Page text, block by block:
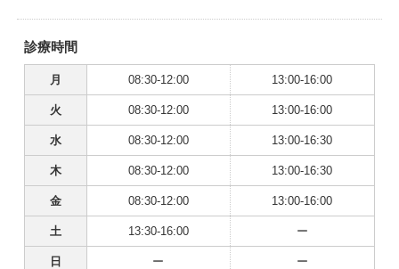
診療時間
月 08:30-12:00 13:00-16:00
火 08:30-12:00 13:00-16:00
水 08:30-12:00 13:00-16:30
木 08:30-12:00 13:00-16:30
金 08:30-12:00 13:00-16:00
土 13:30-16:00 ー
日 ー ー